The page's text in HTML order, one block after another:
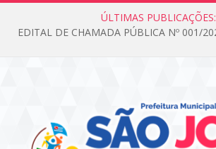
ÚLTIMAS PUBLICAÇÕES: